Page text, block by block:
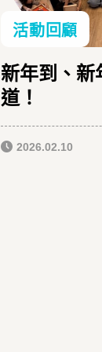
活動回顧
新年到、新
道！
2026.02.10